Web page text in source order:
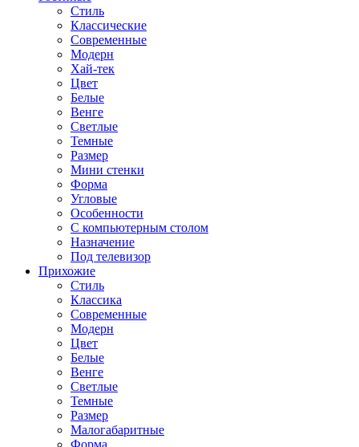
Стиль
Классические
Современные
Модерн
Хай-тек
Цвет
Белые
Венге
Светлые
Темные
Размер
Мини стенки
Форма
Угловые
Особенности
С компьютерным столом
Назначение
Под телевизор
Прихожие
Стиль
Классика
Современные
Модерн
Цвет
Белые
Венге
Светлые
Темные
Размер
Малогабаритные
Форма